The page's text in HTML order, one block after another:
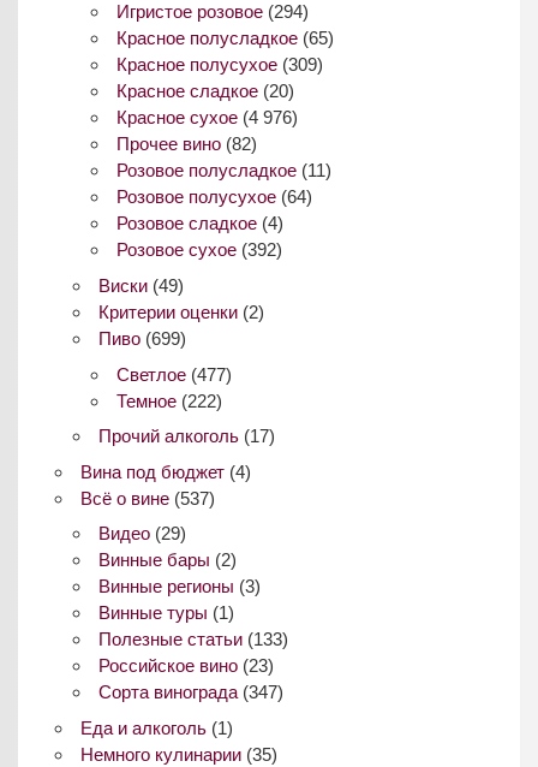
Игристое розовое (294)
Красное полусладкое (65)
Красное полусухое (309)
Красное сладкое (20)
Красное сухое (4 976)
Прочее вино (82)
Розовое полусладкое (11)
Розовое полусухое (64)
Розовое сладкое (4)
Розовое сухое (392)
Виски(49)
Критерии оценки(2)
Пиво(699)
Светлое (477)
Темное (222)
Прочий алкоголь(17)
Вина под бюджет(4)
Всё о вине(537)
Видео(29)
Винные бары (2)
Винные регионы (3)
Винные туры (1)
Полезные статьи(133)
Российское вино(23)
Сорта винограда(347)
Еда и алкоголь(1)
Немного кулинарии(35)